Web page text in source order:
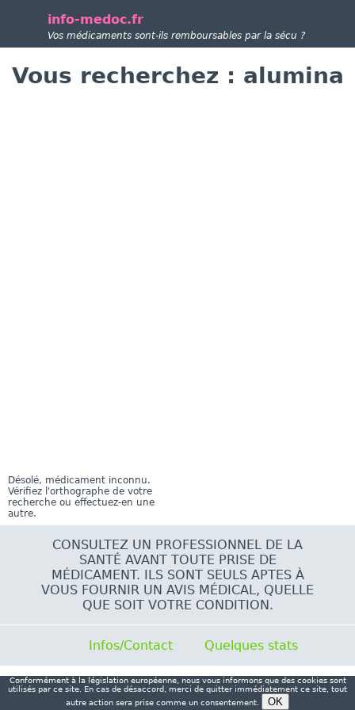
info-medoc.fr
Vos médicaments sont-ils remboursables par la sécu ?
Vous recherchez : alumina
Désolé, médicament inconnu.
Vérifiez l'orthographe de votre
recherche ou effectuez-en une
autre.
CONSULTEZ UN PROFESSIONNEL DE LA
SANTÉ AVANT TOUTE PRISE DE
MÉDICAMENT. ILS SONT SEULS APTES À
VOUS FOURNIR UN AVIS MÉDICAL, QUELLE
QUE SOIT VOTRE CONDITION.
Infos/Contact Quelques stats
Conformément à la législation européenne, nous vous informons que des cookies sont
utilisés par ce site. En cas de désaccord, merci de quitter immédiatement ce site, tout
autre action sera prise comme un consentement.